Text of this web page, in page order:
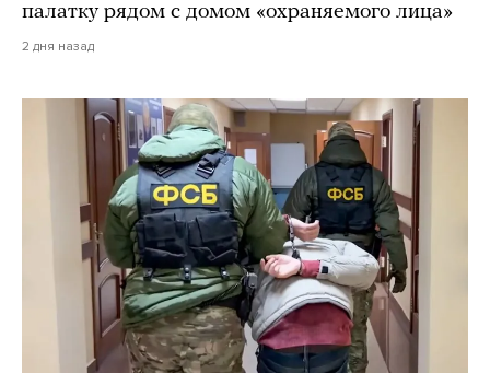
палатку рядом с домом «охраняемого лица»
2 дня назад